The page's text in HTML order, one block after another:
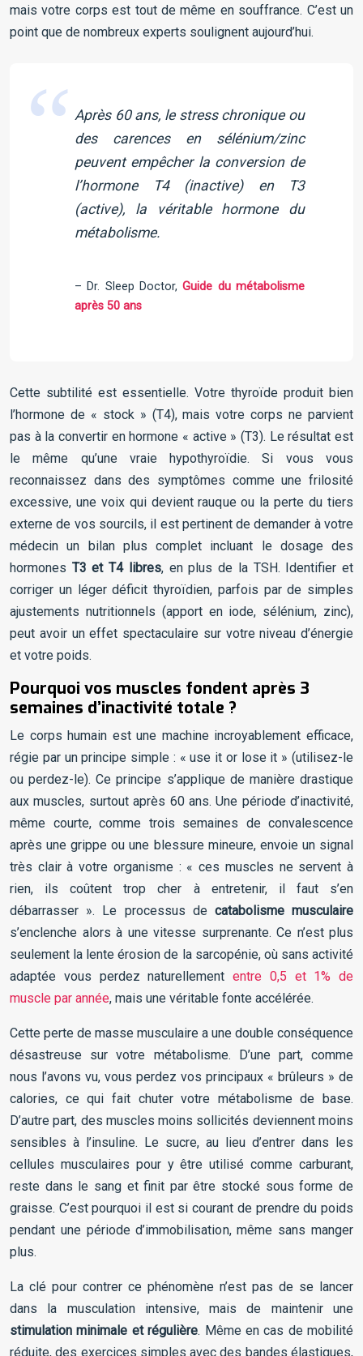
mais votre corps est tout de même en souffrance. C’est un
point que de nombreux experts soulignent aujourd’hui.
Après 60 ans, le stress chronique ou
des carences en sélénium/zinc
peuvent empêcher la conversion de
l’hormone T4 (inactive) en T3
(active), la véritable hormone du
métabolisme.
– Dr. Sleep Doctor,Guide du métabolisme
après 50 ans
Cette subtilité est essentielle. Votre thyroïde produit bien
l’hormone de « stock » (T4), mais votre corps ne parvient
pas à la convertir en hormone « active » (T3). Le résultat est
le même qu’une vraie hypothyroïdie. Si vous vous
reconnaissez dans des symptômes comme une frilosité
excessive, une voix qui devient rauque ou la perte du tiers
externe de vos sourcils, il est pertinent de demander à votre
médecin un bilan plus complet incluant le dosage des
hormones T3 et T4 libres, en plus de la TSH. Identifier et
corriger un léger déficit thyroïdien, parfois par de simples
ajustements nutritionnels (apport en iode, sélénium, zinc),
peut avoir un effet spectaculaire sur votre niveau d’énergie
et votre poids.
Pourquoi vos muscles fondent après 3
semaines d’inactivité totale ?
Le corps humain est une machine incroyablement efficace,
régie par un principe simple : « use it or lose it » (utilisez-le
ou perdez-le). Ce principe s’applique de manière drastique
aux muscles, surtout après 60 ans. Une période d’inactivité,
même courte, comme trois semaines de convalescence
après une grippe ou une blessure mineure, envoie un signal
très clair à votre organisme : « ces muscles ne servent à
rien, ils coûtent trop cher à entretenir, il faut s’en
débarrasser ». Le processus de catabolisme musculaire
s’enclenche alors à une vitesse surprenante. Ce n’est plus
seulement la lente érosion de la sarcopénie, où sans activité
adaptée vous perdez naturellement entre 0,5 et 1% de
muscle par année, mais une véritable fonte accélérée.
Cette perte de masse musculaire a une double conséquence
désastreuse sur votre métabolisme. D’une part, comme
nous l’avons vu, vous perdez vos principaux « brûleurs » de
calories, ce qui fait chuter votre métabolisme de base.
D’autre part, des muscles moins sollicités deviennent moins
sensibles à l’insuline. Le sucre, au lieu d’entrer dans les
cellules musculaires pour y être utilisé comme carburant,
reste dans le sang et finit par être stocké sous forme de
graisse. C’est pourquoi il est si courant de prendre du poids
pendant une période d’immobilisation, même sans manger
plus.
La clé pour contrer ce phénomène n’est pas de se lancer
dans la musculation intensive, mais de maintenir une
stimulation minimale et régulière. Même en cas de mobilité
réduite, des exercices simples avec des bandes élastiques,